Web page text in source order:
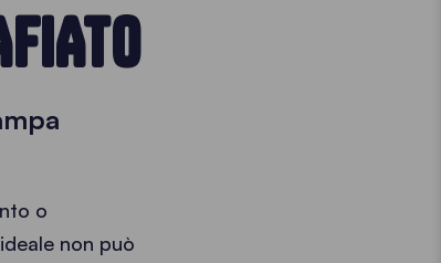
o
non può